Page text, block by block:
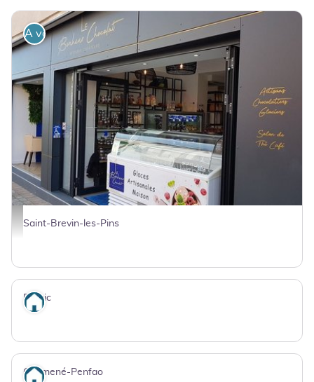
DR
A voir
Saint-Brevin-les-Pins
Où dormir
Pierric
Où dormir
Guémené-Penfao